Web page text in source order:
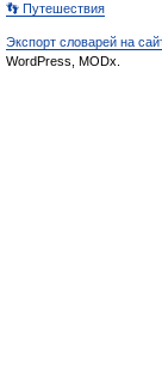
👣 Путешествия
Экспорт словарей на
WordPress, MODx.